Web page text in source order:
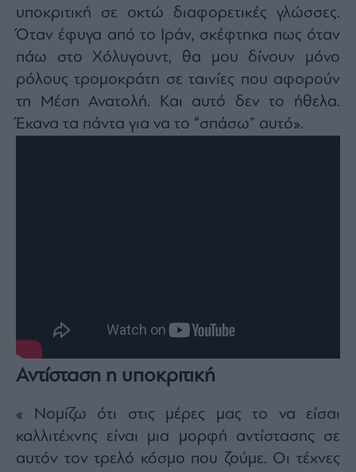
υποκριτική σε οκτώ διαφορετικές γλώσσες.
Όταν έφυγα από το Ιράν, σκέφτηκα πως όταν
πάω στο Χόλυγουντ, θα μου δίνουν μόνο
ρόλους τρομοκράτη σε ταινίες που αφορούν
τη Μέση Ανατολή. Και αυτό δεν το ήθελα.
Έκανα τα πάντα για να το “σπάσω” αυτό».
Αντίσταση η υποκριτική
« Νομίζω ότι στις μέρες μας το να είσαι
καλλιτέχνης είναι μια μορφή αντίστασης σε
αυτόν τον τρελό κόσμο που ζούμε. Οι τέχνες